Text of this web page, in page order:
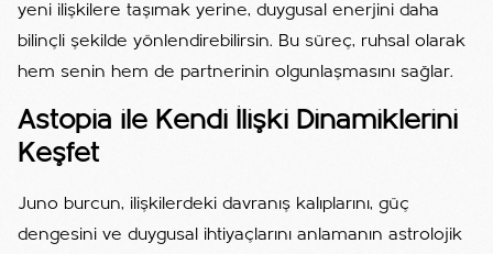
yeni ilişkilere taşımak yerine, duygusal enerjini daha
bilinçli şekilde yönlendirebilirsin. Bu süreç, ruhsal olarak
hem senin hem de partnerinin olgunlaşmasını sağlar.
Astopia ile Kendi İlişki Dinamiklerini
Keşfet
Juno burcun, ilişkilerdeki davranış kalıplarını, güç
dengesini ve duygusal ihtiyaçlarını anlamanın astrolojik